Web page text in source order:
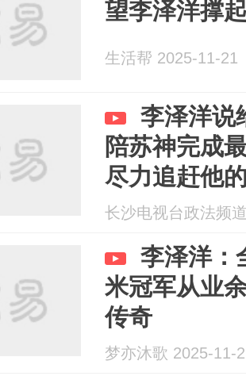
望李泽洋撑
生活帮 2025-11-21
李泽洋说
陪苏神完成
尽力追赶他
长沙电视台政法频
李泽洋：
米冠军从业
传奇
梦亦沐歌 2025-11-